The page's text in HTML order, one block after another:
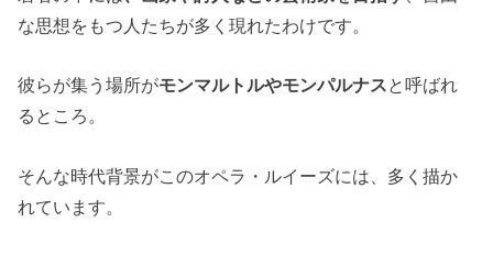
な思想をもつ人たちが多く現れたわけです。
彼らが集う場所がモンマルトルやモンパルナスと呼ばれ
るところ。
そんな時代背景がこのオペラ・ルイーズには、多く描か
れています。